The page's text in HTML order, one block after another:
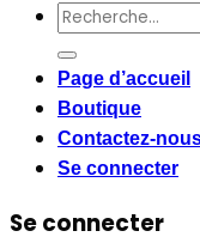
Recherche
pour :
Page d’accueil
Boutique
Contactez-
Se connecter
Se connecter